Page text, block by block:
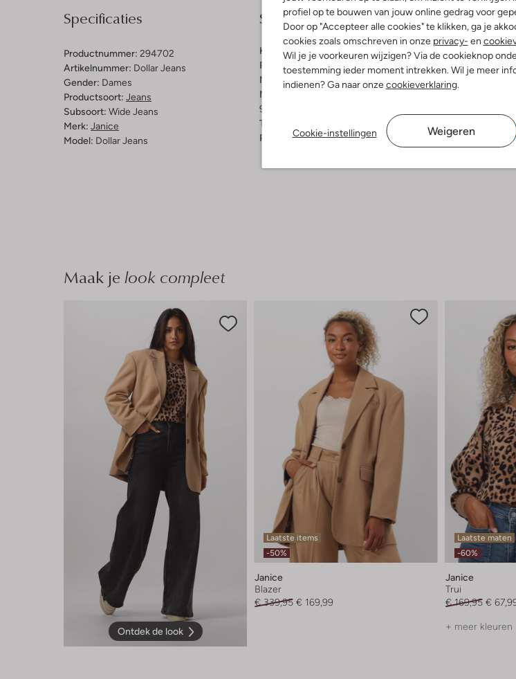
profiel op te bouwen van jouw online gedrag voor
Door op "Accepteer alle cookies" te klikken, ga je
cookies zoals omschreven in onze privacy- en
Wil je je voorkeuren wijzigen? Via de cookieknop
toestemming ieder moment intrekken. Wil je meer
indienen? Ga naar onzecookieverklaring.
Cookie-instellingen Weigeren
Specificaties
Productnummer: 294702
Artikelnummer: Dollar Jeans
Gender: Dames
Productsoort: Jeans
Subsoort: Wide Jeans
Merk: Janice
Model: Dollar Jeans
Samenstelling & Pasvorm
Kleur: Grijs
Patroon:
Effen
Materiaal:
Katoen
Materiaalpercentages:
94% Katoen, 5% Elastaan 1% Spandex
Taillehoogte:
Pasvorm:Wide
Maak je look compleet
Ontdek de look
Laatste items
-50%
Janice
Blazer
€ 339,95 € 169,99
Laatste maten
-60%
Janice
Trui
€ 169,95 €
+ meer kleuren